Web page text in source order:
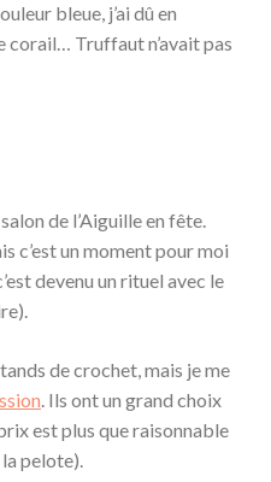
bleue, j’ai dû en
corail… Truffaut n’avait pas
de l’Aiguille en fête.
c’est un moment pour moi
devenu un rituel avec le
de crochet, mais je me
. Ils ont un grand choix
est plus que raisonnable
pelote).